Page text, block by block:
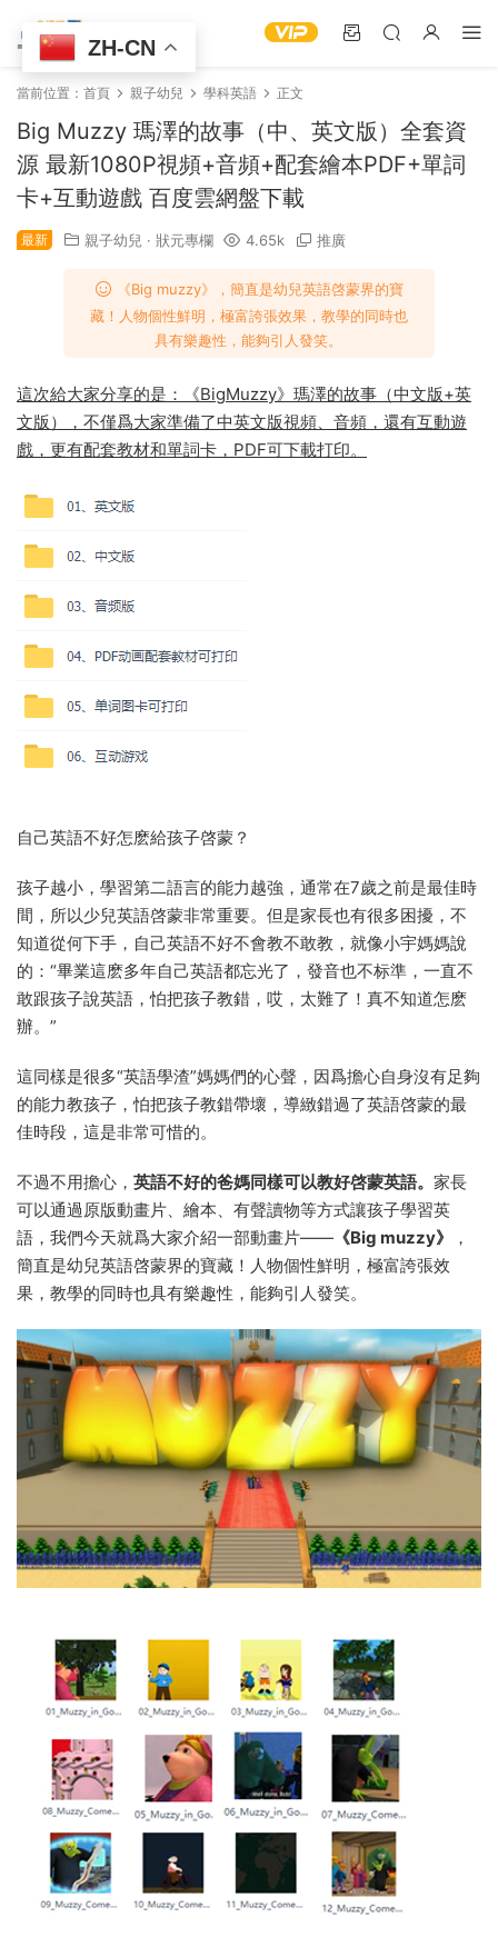
當前位置： 首頁 親子幼兒 學科英語 正文
Big Muzzy 瑪澤的故事（中、英文版）全套資
源 最新1080P視頻+音頻+配套繪本PDF+單詞
卡+互動遊戲 百度雲網盤下載
最新 親子幼兒 · 狀元專欄 4.65k 推廣
《Big muzzy》，簡直是幼兒英語啓蒙界的寶
藏！人物個性鮮明，極富誇張效果，教學的同時也
具有樂趣性，能夠引人發笑。
這次給大家分享的是：《BigMuzzy》瑪澤的故事（中文版+英
文版），不僅爲大家準備了中英文版視頻、音頻，還有互動遊
戲，更有配套教材和單詞卡，PDF可下載打印。
自己英語不好怎麽給孩子啓蒙？
孩子越小，學習第二語言的能力越強，通常在7歲之前是最佳時
間，所以少兒英語啓蒙非常重要。但是家長也有很多困擾，不
知道從何下手，自己英語不好不會教不敢教，就像小宇媽媽說
的：“畢業這麽多年自己英語都忘光了，發音也不标準，一直不
敢跟孩子說英語，怕把孩子教錯，哎，太難了！真不知道怎麽
辦。”
這同樣是很多“英語學渣”媽媽們的心聲，因爲擔心自身沒有足夠
的能力教孩子，怕把孩子教錯帶壞，導緻錯過了英語啓蒙的最
佳時段，這是非常可惜的。
不過不用擔心， 英語不好的爸媽同樣可以教好啓蒙英語。 家長
可以通過原版動畫片、繪本、有聲讀物等方式讓孩子學習英
語，我們今天就爲大家介紹一部動畫片—— 《Big muzzy》
，
簡直是幼兒英語啓蒙界的寶藏！人物個性鮮明，極富誇張效
果，教學的同時也具有樂趣性，能夠引人發笑。
ZH-CN